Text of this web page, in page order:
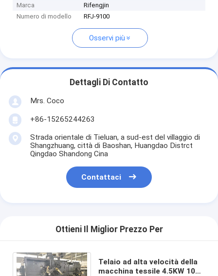
Marca
Rifengjin
Numero di modello
RFJ-9100
Osservi più
Dettagli Di Contatto
Mrs. Coco
+86-15265244263
Strada orientale di Tieluan, a sud-est del villaggio di
Shangzhuang, città di Baoshan, Huangdao Distrct
Qingdao Shandong Cina
Contattaci
Ottieni Il Miglior Prezzo Per
Telaio ad alta velocità della
macchina tessile 4.5KW 1000